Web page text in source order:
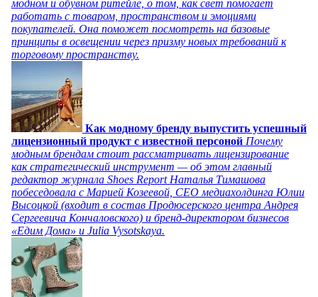
модном и обувном ритейле, о том, как свет помогает
работать с товаром, пространством и эмоциями
покупателей. Она поможет посмотреть на базовые
принципы в освещении через призму новых требований к
торговому пространству.
Как модному бренду выпустить успешный
лицензионный продукт с известной персоной Почему
модным брендам стоит рассматривать лицензирование
как стратегический инструмент — об этом главный
редактор журнала Shoes Report Наталья Тимашова
побеседовала с Марией Козеевой, СЕО медиахолдинга Юлии
Высоцкой (входит в состав Продюсерского центра Андрея
Сергеевича Кончаловского) и бренд-директором бизнесов
«Едим Дома» и Julia Vysotskaya.